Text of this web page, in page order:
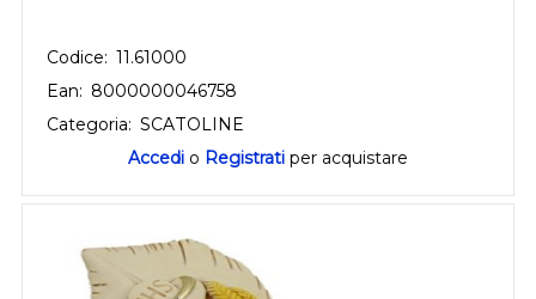
Codice: 11.61000
Ean: 8000000046758
Categoria: SCATOLINE
Accedi o Registrati per acquistare